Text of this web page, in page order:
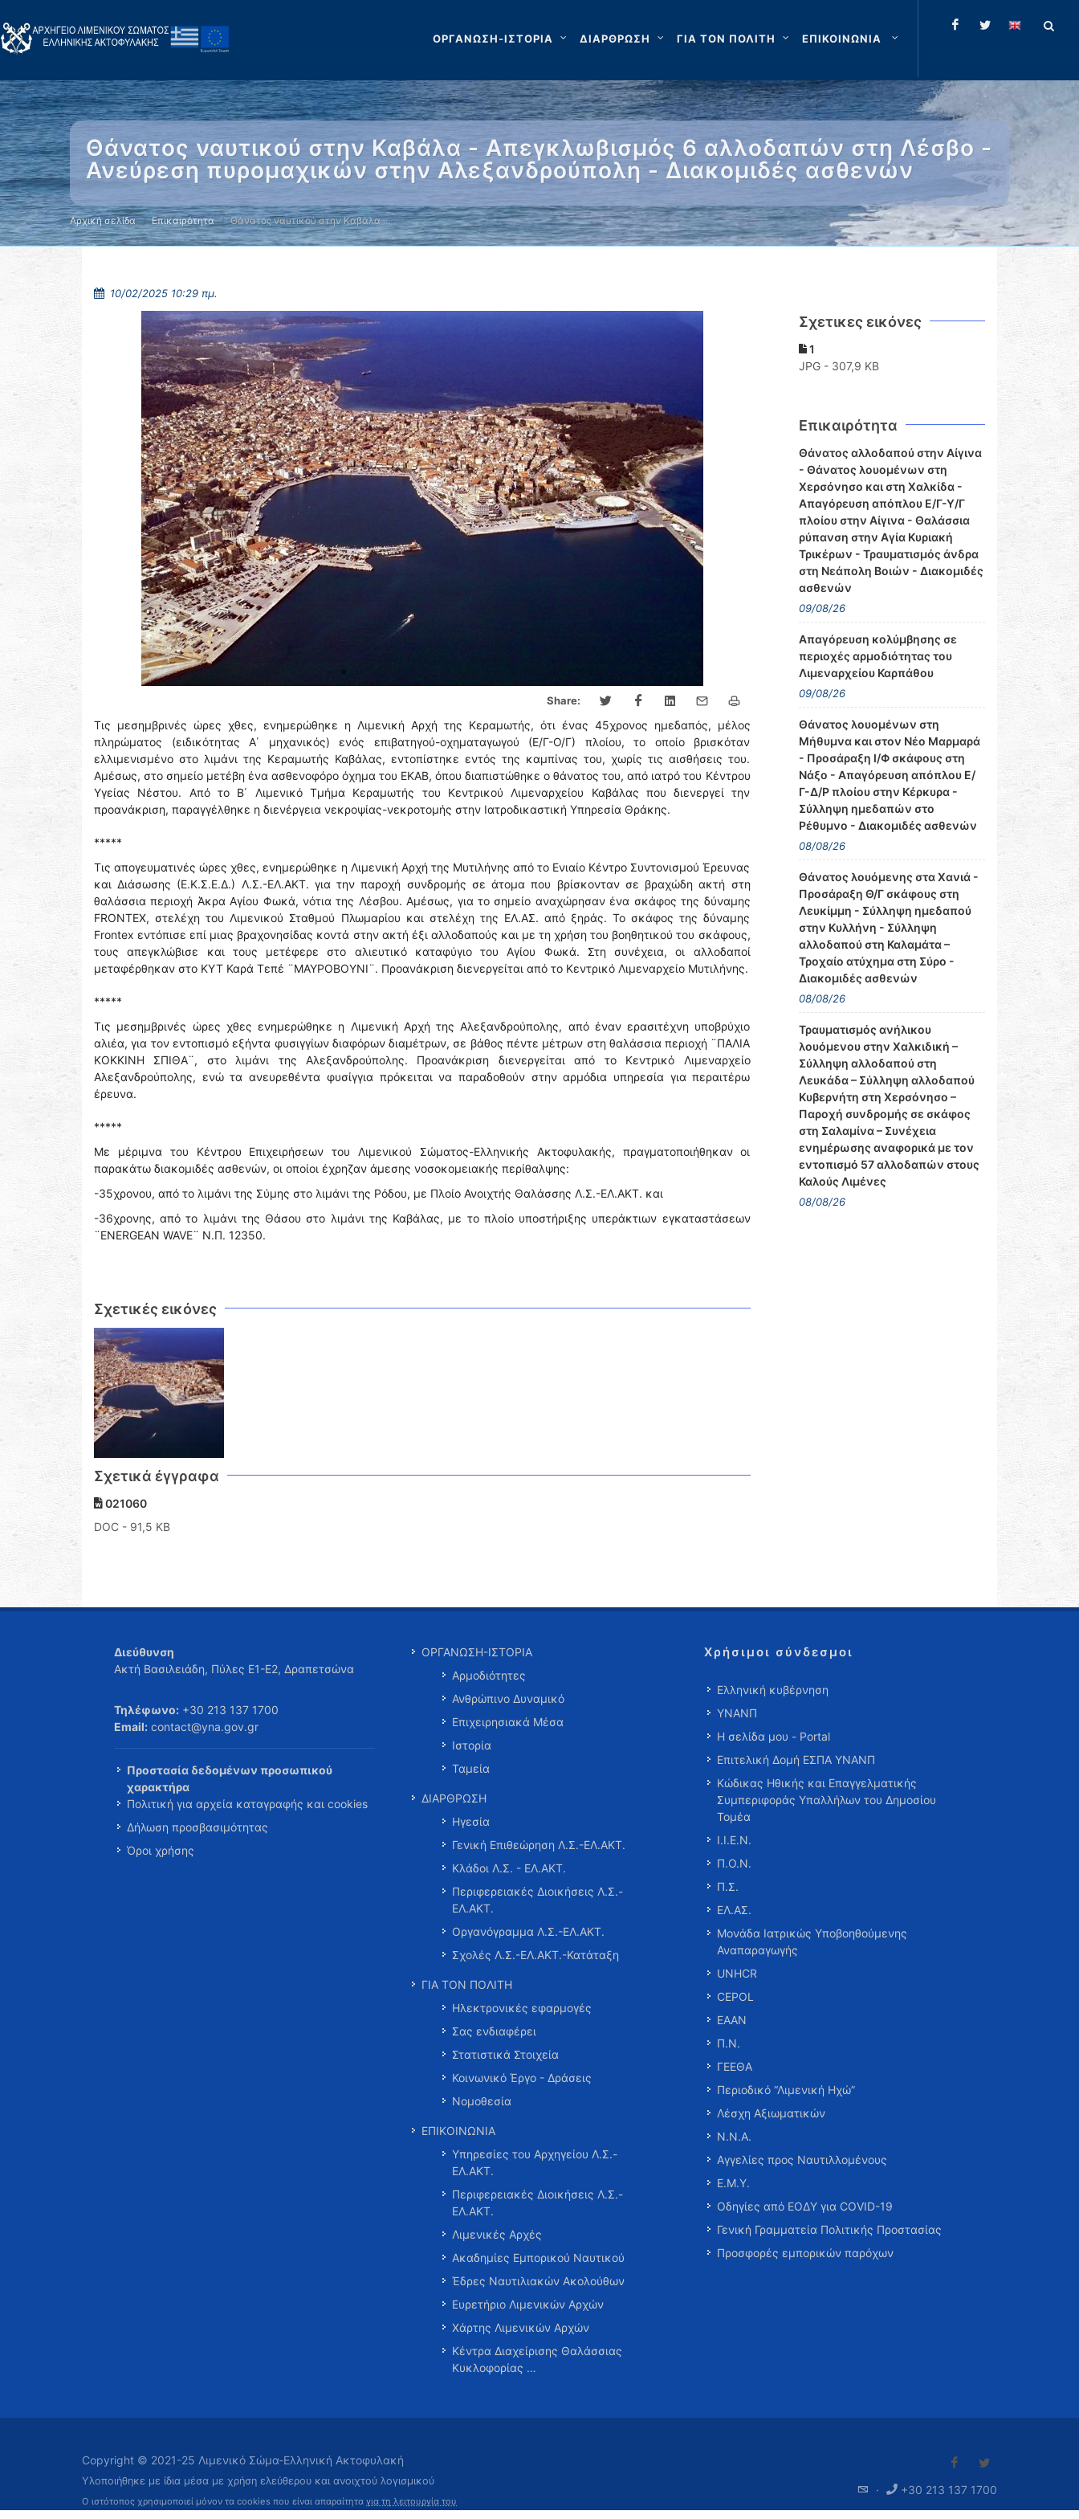
ΟΡΓΑΝΩΣΗ-ΙΣΤΟΡΙΑ ΔΙΑΡΘΡΩΣΗ ΓΙΑ ΤΟΝ ΠΟΛΙΤΗ ΕΠΙΚΟΙΝΩΝΙΑ
Θάνατος ναυτικού στην Καβάλα - Απεγκλωβισμός 6 αλλοδαπών στη Λέσβο -
Ανεύρεση πυρομαχικών στην Αλεξανδρούπολη - Διακομιδές ασθενών
Αρχική σελίδα Επικαιρότητα Θάνατος ναυτικού στην Καβάλα …
10/02/2025 10:29 πμ.
Share:
Τις μεσημβρινές ώρες χθες, ενημερώθηκε η Λιμενική Αρχή της Κεραμωτής, ότι ένας 45χρονος ημεδαπός, μέλος
πληρώματος (ειδικότητας Α΄ μηχανικός) ενός επιβατηγού-οχηματαγωγού (Ε/Γ-Ο/Γ) πλοίου, το οποίο βρισκόταν
ελλιμενισμένο στο λιμάνι της Κεραμωτής Καβάλας, εντοπίστηκε εντός της καμπίνας του, χωρίς τις αισθήσεις του.
Αμέσως, στο σημείο μετέβη ένα ασθενοφόρο όχημα του ΕΚΑΒ, όπου διαπιστώθηκε ο θάνατος του, από ιατρό του Κέντρου
Υγείας Νέστου. Από το Β΄ Λιμενικό Τμήμα Κεραμωτής του Κεντρικού Λιμεναρχείου Καβάλας που διενεργεί την
προανάκριση, παραγγέλθηκε η διενέργεια νεκροψίας-νεκροτομής στην Ιατροδικαστική Υπηρεσία Θράκης.
*****
Τις απογευματινές ώρες χθες, ενημερώθηκε η Λιμενική Αρχή της Μυτιλήνης από το Ενιαίο Κέντρο Συντονισμού Έρευνας
και Διάσωσης (Ε.Κ.Σ.Ε.Δ.) Λ.Σ.-ΕΛ.ΑΚΤ. για την παροχή συνδρομής σε άτομα που βρίσκονταν σε βραχώδη ακτή στη
θαλάσσια περιοχή Άκρα Αγίου Φωκά, νότια της Λέσβου. Αμέσως, για το σημείο αναχώρησαν ένα σκάφος της δύναμης
FRONTEX, στελέχη του Λιμενικού Σταθμού Πλωμαρίου και στελέχη της ΕΛ.ΑΣ. από ξηράς. Το σκάφος της δύναμης
Frontex εντόπισε επί μιας βραχονησίδας κοντά στην ακτή έξι αλλοδαπούς και με τη χρήση του βοηθητικού του σκάφους,
τους απεγκλώβισε και τους μετέφερε στο αλιευτικό καταφύγιο του Αγίου Φωκά. Στη συνέχεια, οι αλλοδαποί
μεταφέρθηκαν στο ΚΥΤ Καρά Τεπέ ¨ΜΑΥΡΟΒΟΥΝΙ¨. Προανάκριση διενεργείται από το Κεντρικό Λιμεναρχείο Μυτιλήνης.
*****
Τις μεσημβρινές ώρες χθες ενημερώθηκε η Λιμενική Αρχή της Αλεξανδρούπολης, από έναν ερασιτέχνη υποβρύχιο
αλιέα, για τον εντοπισμό εξήντα φυσιγγίων διαφόρων διαμέτρων, σε βάθος πέντε μέτρων στη θαλάσσια περιοχή ¨ΠΑΛΙΑ
ΚΟΚΚΙΝΗ ΣΠΙΘΑ¨, στο λιμάνι της Αλεξανδρούπολης. Προανάκριση διενεργείται από το Κεντρικό Λιμεναρχείο
Αλεξανδρούπολης, ενώ τα ανευρεθέντα φυσίγγια πρόκειται να παραδοθούν στην αρμόδια υπηρεσία για περαιτέρω
έρευνα.
*****
Με μέριμνα του Κέντρου Επιχειρήσεων του Λιμενικού Σώματος-Ελληνικής Ακτοφυλακής, πραγματοποιήθηκαν οι
παρακάτω διακομιδές ασθενών, οι οποίοι έχρηζαν άμεσης νοσοκομειακής περίθαλψης:
-35χρονου, από το λιμάνι της Σύμης στο λιμάνι της Ρόδου, με Πλοίο Ανοιχτής Θαλάσσης Λ.Σ.-ΕΛ.ΑΚΤ. και
-36χρονης, από το λιμάνι της Θάσου στο λιμάνι της Καβάλας, με το πλοίο υποστήριξης υπεράκτιων εγκαταστάσεων
¨ENERGEAN WAVE¨ Ν.Π. 12350.
Σχετικές εικόνες
Σχετικά έγγραφα
021060
DOC - 91,5 KB
Σχετικες εικόνες
1
JPG - 307,9 KB
Επικαιρότητα
Θάνατος αλλοδαπού στην Αίγινα
- Θάνατος λουομένων στη
Χερσόνησο και στη Χαλκίδα -
Απαγόρευση απόπλου Ε/Γ-Υ/Γ
πλοίου στην Αίγινα - Θαλάσσια
ρύπανση στην Αγία Κυριακή
Τρικέρων - Τραυματισμός άνδρα
στη Νεάπολη Βοιών - Διακομιδές
ασθενών
09/08/26
Απαγόρευση κολύμβησης σε
περιοχές αρμοδιότητας του
Λιμεναρχείου Καρπάθου
09/08/26
Θάνατος λουομένων στη
Μήθυμνα και στον Νέο Μαρμαρά
- Προσάραξη Ι/Φ σκάφους στη
Νάξο - Απαγόρευση απόπλου Ε/
Γ-Δ/Ρ πλοίου στην Κέρκυρα -
Σύλληψη ημεδαπών στο
Ρέθυμνο - Διακομιδές ασθενών
08/08/26
Θάνατος λουόμενης στα Χανιά -
Προσάραξη Θ/Γ σκάφους στη
Λευκίμμη - Σύλληψη ημεδαπού
στην Κυλλήνη - Σύλληψη
αλλοδαπού στη Καλαμάτα –
Τροχαίο ατύχημα στη Σύρο -
Διακομιδές ασθενών
08/08/26
Τραυματισμός ανήλικου
λουόμενου στην Χαλκιδική –
Σύλληψη αλλοδαπού στη
Λευκάδα – Σύλληψη αλλοδαπού
Κυβερνήτη στη Χερσόνησο –
Παροχή συνδρομής σε σκάφος
στη Σαλαμίνα – Συνέχεια
ενημέρωσης αναφορικά με τον
εντοπισμό 57 αλλοδαπών στους
Καλούς Λιμένες
08/08/26
Διεύθυνση
Ακτή Βασιλειάδη, Πύλες Ε1-Ε2, Δραπετσώνα
Τηλέφωνο: +30 213 137 1700
Email: contact@yna.gov.gr
Προστασία δεδομένων προσωπικού
χαρακτήρα
Πολιτική για αρχεία καταγραφής και cookies
Δήλωση προσβασιμότητας
Όροι χρήσης
ΟΡΓΑΝΩΣΗ-ΙΣΤΟΡΙΑ
Αρμοδιότητες
Ανθρώπινο Δυναμικό
Επιχειρησιακά Μέσα
Ιστορία
Ταμεία
ΔΙΑΡΘΡΩΣΗ
Ηγεσία
Γενική Επιθεώρηση Λ.Σ.-ΕΛ.ΑΚΤ.
Κλάδοι Λ.Σ. - ΕΛ.ΑΚΤ.
Περιφερειακές Διοικήσεις Λ.Σ.-
ΕΛ.ΑΚΤ.
Οργανόγραμμα Λ.Σ.-ΕΛ.ΑΚΤ.
Σχολές Λ.Σ.-ΕΛ.ΑΚΤ.-Κατάταξη
ΓΙΑ ΤΟΝ ΠΟΛΙΤΗ
Ηλεκτρονικές εφαρμογές
Σας ενδιαφέρει
Στατιστικά Στοιχεία
Κοινωνικό Έργο - Δράσεις
Νομοθεσία
ΕΠΙΚΟΙΝΩΝΙΑ
Υπηρεσίες του Αρχηγείου Λ.Σ.-
ΕΛ.ΑΚΤ.
Περιφερειακές Διοικήσεις Λ.Σ.-
ΕΛ.ΑΚΤ.
Λιμενικές Αρχές
Ακαδημίες Εμπορικού Ναυτικού
Έδρες Ναυτιλιακών Ακολούθων
Ευρετήριο Λιμενικών Αρχών
Χάρτης Λιμενικών Αρχών
Κέντρα Διαχείρισης Θαλάσσιας
Κυκλοφορίας …
Χρήσιμοι σύνδεσμοι
Ελληνική κυβέρνηση
ΥΝΑΝΠ
Η σελίδα μου - Portal
Επιτελική Δομή ΕΣΠΑ ΥΝΑΝΠ
Κώδικας Ηθικής και Επαγγελματικής
Συμπεριφοράς Υπαλλήλων του Δημοσίου
Τομέα
Ι.Ι.Ε.Ν.
Π.Ο.Ν.
Π.Σ.
ΕΛ.ΑΣ.
Μονάδα Ιατρικώς Υποβοηθούμενης
Αναπαραγωγής
UNHCR
CEPOL
ΕΑΑΝ
Π.Ν.
ΓΕΕΘΑ
Περιοδικό “Λιμενική Ηχώ”
Λέσχη Αξιωματικών
Ν.Ν.Α.
Αγγελίες προς Ναυτιλλομένους
Ε.Μ.Υ.
Οδηγίες από ΕΟΔΥ για COVID-19
Γενική Γραμματεία Πολιτικής Προστασίας
Προσφορές εμπορικών παρόχων
Copyright © 2021-25 Λιμενικό Σώμα-Ελληνική Ακτοφυλακή
Υλοποιήθηκε με ίδια μέσα με χρήση ελεύθερου και ανοιχτού λογισμικού
Ο ιστότοπος χρησιμοποιεί μόνον τα cookies που είναι απαραίτητα για τη λειτουργία του
· +30 213 137 1700